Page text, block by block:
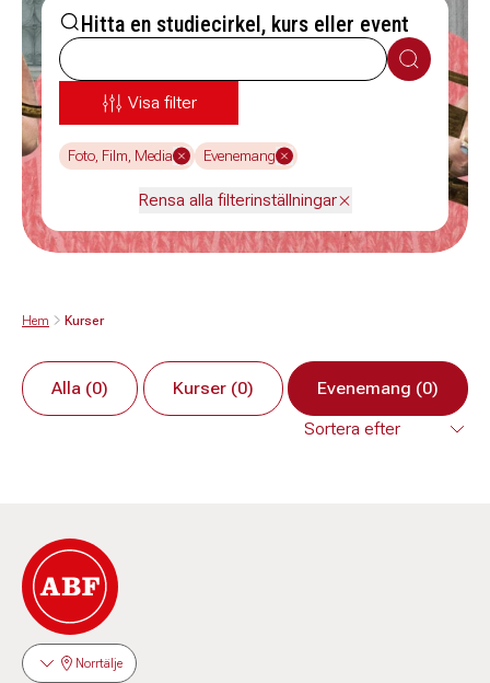
Hitta en studiecirkel, kurs eller event
Sök
Visa filter
Foto, Film, Media Evenemang
Rensa alla filterinställningar
Hem Kurser
Alla (0) Kurser (0) Evenemang (0)
Norrtälje